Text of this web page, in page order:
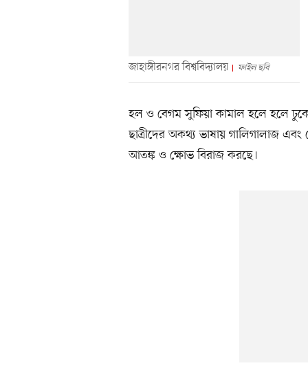
জাহাঙ্গীরনগর বিশ্ববিদ্যালয় ফাইল ছবি
হল ও বেগম সুফিয়া কামাল হলে হলে
ছাত্রীদের অকথ্য ভাষায় গালিগালাজ এবং
আতঙ্ক ও ক্ষোভ বিরাজ করছে।